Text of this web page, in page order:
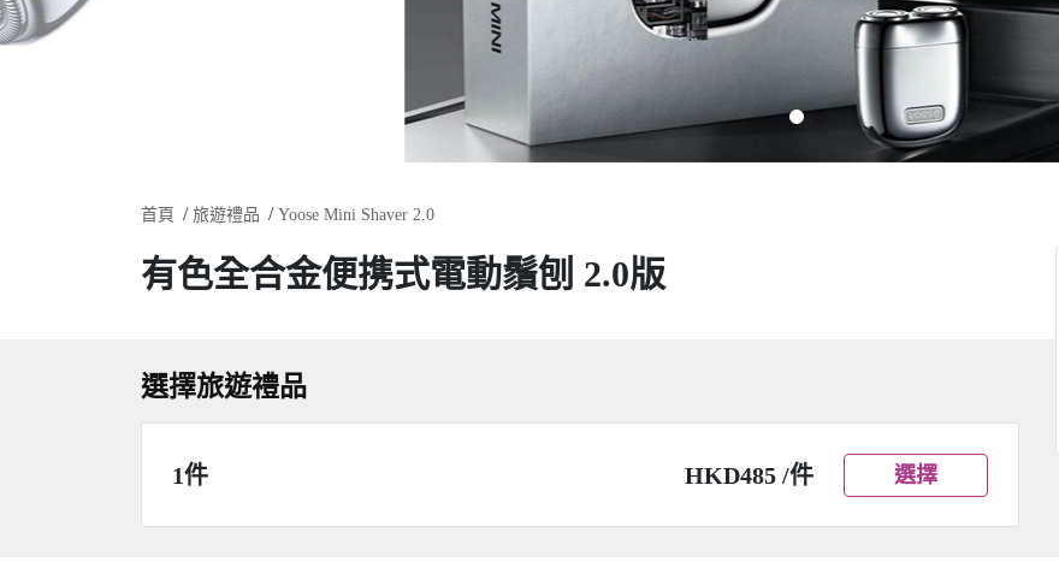
首頁 旅遊禮品 Yoose Mini Shaver 2.0
有色全合金便携式電動鬚刨 2.0版
選擇旅遊禮品
1件 HKD485 /件 選擇